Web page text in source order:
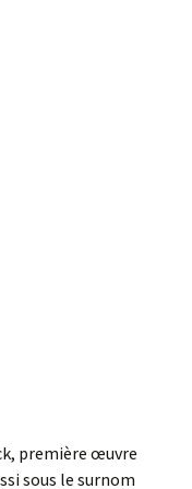
première œuvre
sous le surnom